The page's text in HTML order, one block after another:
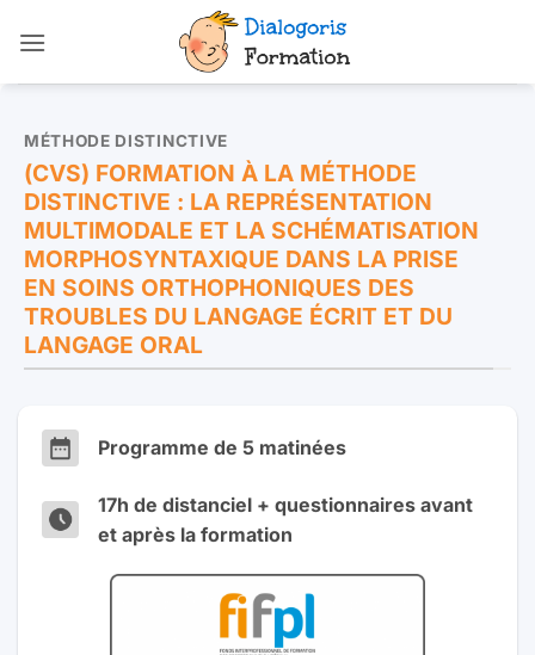
MÉTHODE DISTINCTIVE
(CVS) FORMATION À LA MÉTHODE
DISTINCTIVE : LA REPRÉSENTATION
MULTIMODALE ET LA SCHÉMATISATION
MORPHOSYNTAXIQUE DANS LA PRISE
EN SOINS ORTHOPHONIQUES DES
TROUBLES DU LANGAGE ÉCRIT ET DU
LANGAGE ORAL
Programme de 5 matinées
17h de distanciel + questionnaires avant
et après la formation